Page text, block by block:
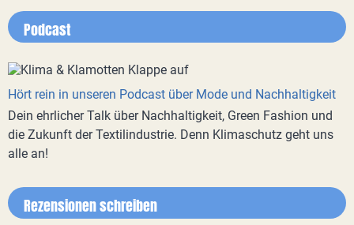
Podcast
Hört rein in unseren Podcast über Mode und Nachhaltigkeit
Dein ehrlicher Talk über Nachhaltigkeit, Green Fashion und
die Zukunft der Textilindustrie. Denn Klimaschutz geht uns
alle an!
Rezensionen schreiben